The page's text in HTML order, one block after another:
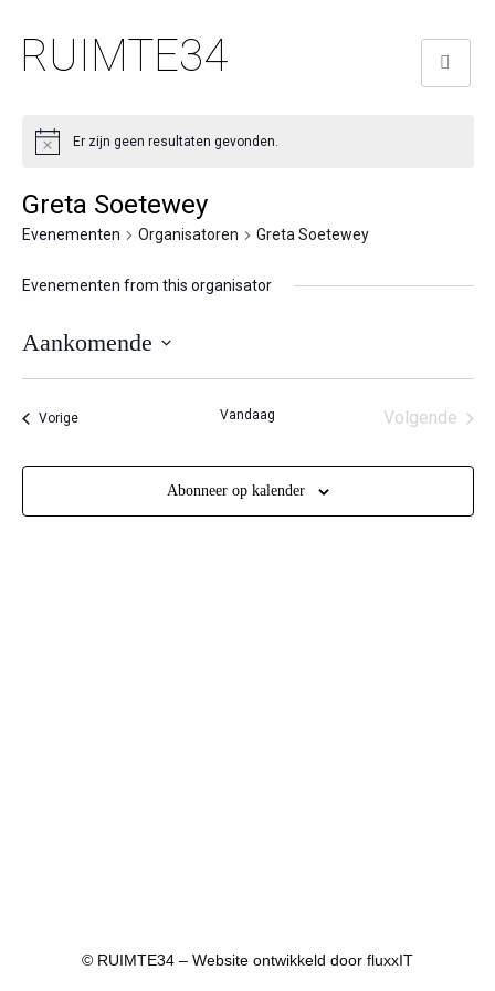
RUIMTE34
Er zijn geen resultaten gevonden.
Greta Soetewey
Evenementen Organisatoren Greta Soetewey
Evenementen from this organisator
Aankomende
Selecteer
datum.
VorigeEvenementen Vandaag
Volgende
Abonneer op kalender
© RUIMTE34 – Website ontwikkeld door fluxxIT